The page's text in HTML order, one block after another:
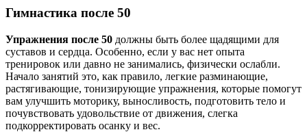
Гимнастика после 50
Упражнения после 50 должны быть более щадящими для
суставов и сердца. Особенно, если у вас нет опыта
тренировок или давно не занимались, физически ослабли.
Начало занятий это, как правило, легкие разминающие,
растягивающие, тонизирующие упражнения, которые помогут
вам улучшить моторику, выносливость, подготовить тело и
почувствовать удовольствие от движения, слегка
подкорректировать осанку и вес.